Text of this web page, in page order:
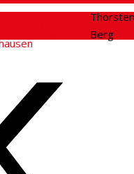
Thorsten
Berg